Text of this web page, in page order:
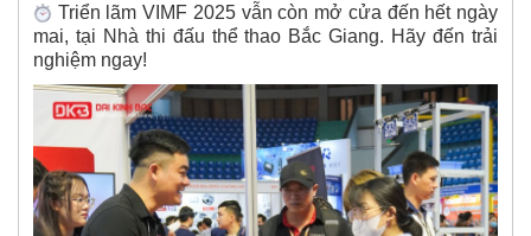
Triển lãm VIMF 2025 vẫn còn mở cửa đến hết ngày
mai, tại Nhà thi đấu thể thao Bắc Giang. Hãy đến trải
nghiệm ngay!